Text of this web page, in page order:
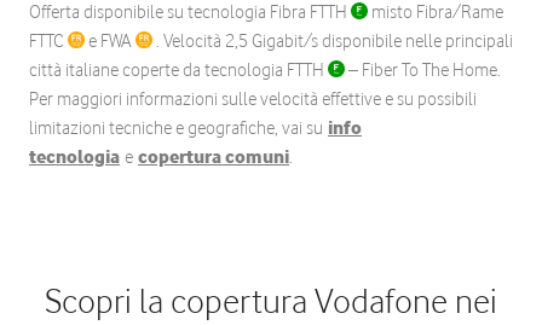
Offerta disponibile su tecnologia Fibra FTTH
misto Fibra/Rame
FTTC
e FWA
. Velocità 2,5 Gigabit/s disponibile nelle principali
città italiane coperte da tecnologia FTTH
– Fiber To The Home.
Per maggiori informazioni sulle velocità effettive e su possibili
limitazioni tecniche e geografiche, vai su info
tecnologia e copertura comuni.
Scopri la copertura Vodafone nei